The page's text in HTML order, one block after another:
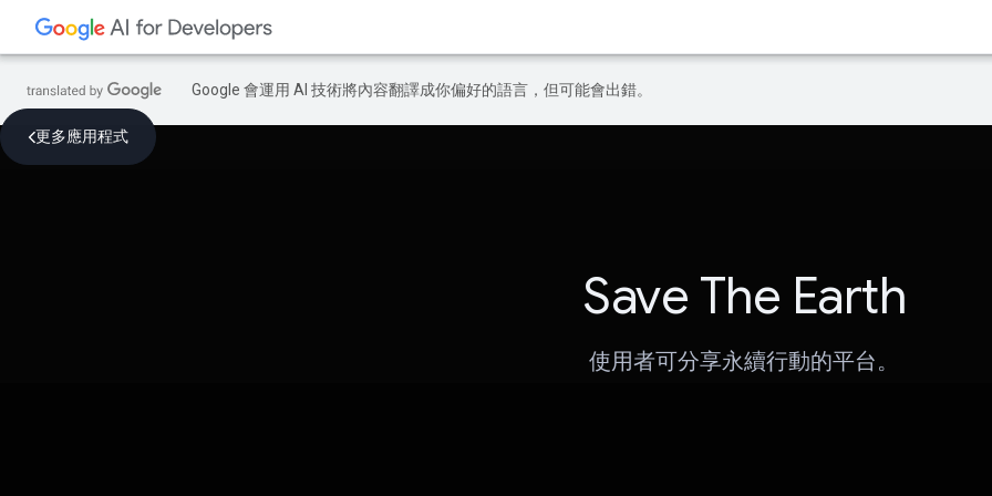
Google 會運用 AI 技術將內容翻譯成你偏好的語言，但可能會出錯。
更多應用程式
Save The Earth
使用者可分享永續行動的平台。